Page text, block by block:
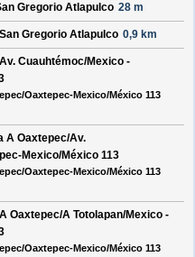
Gregorio Atlapulco 28 m
Gregorio Atlapulco 0,9 km
Av. Cuauhtémoc/Mexico -
Oaxtepec-Mexico/México 113
A Oaxtepec/Av.
Mexico/México 113
Oaxtepec-Mexico/México 113
A Oaxtepec/A Totolapan/Mexico -
Oaxtepec-Mexico/México 113